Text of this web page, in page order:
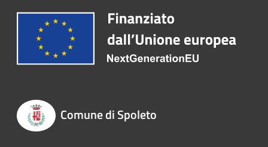
Comune di Spoleto